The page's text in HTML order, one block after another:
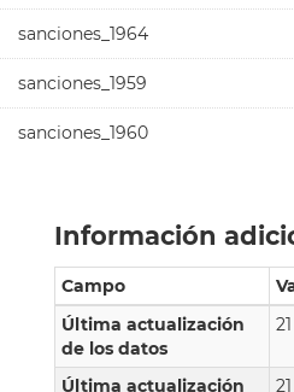
sanciones_1964
sanciones_1959
sanciones_1960
Información
Campo
Última actualización
de los datos
Última actualización